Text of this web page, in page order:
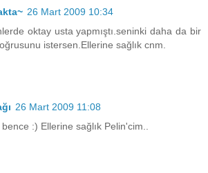
26 Mart 2009 10:34
oktay usta yapmıştı.seninki daha da bir
istersen.Ellerine sağlık cnm.
26 Mart 2009 11:08
:) Ellerine sağlık Pelin'cim..